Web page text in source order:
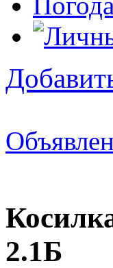
2.1Б